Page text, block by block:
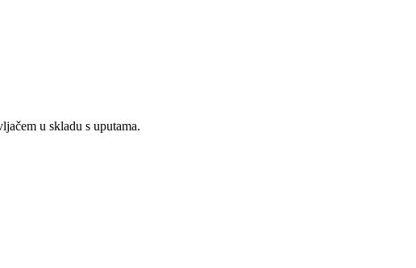
u skladu s uputama.